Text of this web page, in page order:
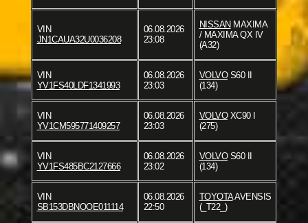
VIN
JN1CAUA32U0036208
06.08.2026
23:08
NISSANMAXIMA
/ MAXIMA QX IV
(A32)
VIN
YV1FS40LDF1341993
06.08.2026
23:03
VOLVOS60 II
(134)
VIN
YV1CM595771409257
06.08.2026
23:03
VOLVOXC90 I
(275)
VIN
YV1FS485BC2127666
06.08.2026
23:02
VOLVOS60 II
(134)
VIN
SB153DBNOOE011114
06.08.2026
22:50
TOYOTAAVENSIS
(_T22_)